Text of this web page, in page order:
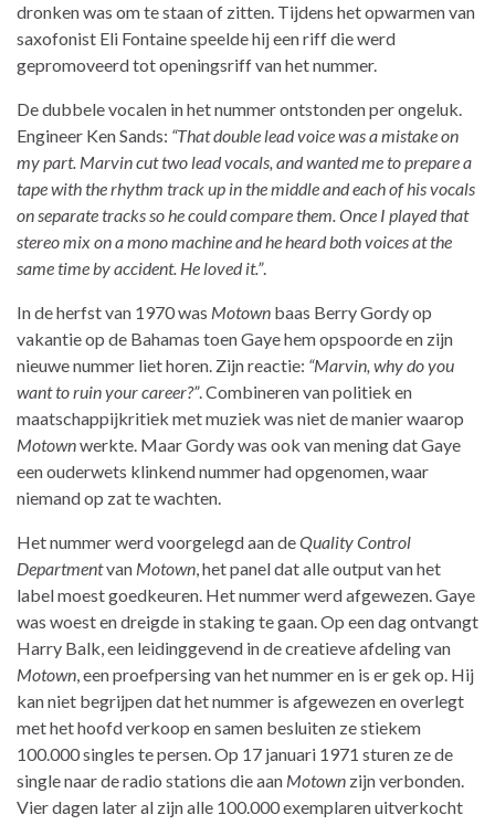
dronken was om te staan of zitten. Tijdens het opwarmen van
saxofonist Eli Fontaine speelde hij een riff die werd
gepromoveerd tot openingsriff van het nummer.
De dubbele vocalen in het nummer ontstonden per ongeluk.
Engineer Ken Sands: “That double lead voice was a mistake on
my part. Marvin cut two lead vocals, and wanted me to prepare a
tape with the rhythm track up in the middle and each of his vocals
on separate tracks so he could compare them. Once I played that
stereo mix on a mono machine and he heard both voices at the
same time by accident. He loved it.”.
In de herfst van 1970 was Motown baas Berry Gordy op
vakantie op de Bahamas toen Gaye hem opspoorde en zijn
nieuwe nummer liet horen. Zijn reactie: “Marvin, why do you
want to ruin your career?”. Combineren van politiek en
maatschappijkritiek met muziek was niet de manier waarop
Motownwerkte. Maar Gordy was ook van mening dat Gaye
een ouderwets klinkend nummer had opgenomen, waar
niemand op zat te wachten.
Het nummer werd voorgelegd aan deQuality Control
Departmentvan Motown, het panel dat alle output van het
label moest goedkeuren. Het nummer werd afgewezen. Gaye
was woest en dreigde in staking te gaan. Op een dag ontvangt
Harry Balk, een leidinggevend in de creatieve afdeling van
Motown, een proefpersing van het nummer en is er gek op. Hij
kan niet begrijpen dat het nummer is afgewezen en overlegt
met het hoofd verkoop en samen besluiten ze stiekem
100.000 singles te persen. Op 17 januari 1971 sturen ze de
single naar de radio stations die aan Motown zijn verbonden.
Vier dagen later al zijn alle 100.000 exemplaren uitverkocht